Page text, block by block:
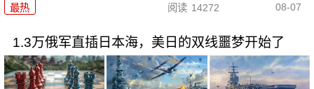
最热 阅读 14272 08-07
1.3万俄军直插日本海，美日的双线噩梦开始了